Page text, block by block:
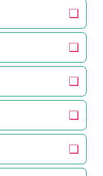
❏
❏
❏
❏
❏